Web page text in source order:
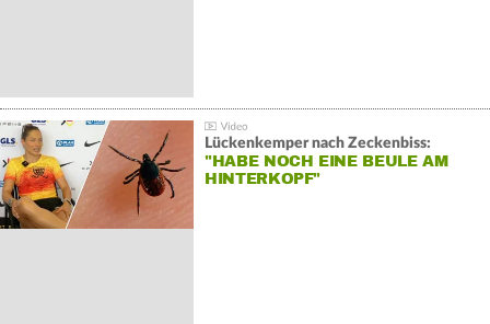
Lückenkemper nach Zeckenbiss:
"HABE NOCH EINE BEULE AM
HINTERKOPF"